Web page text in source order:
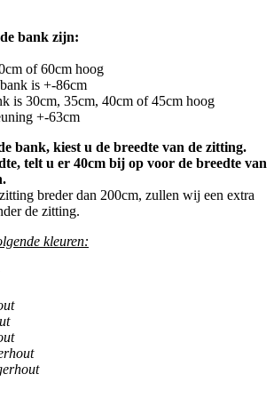
bank zijn:
of 60cm hoog
is +-86cm
is 30cm, 35cm, 40cm of 45cm hoog
+-63cm
bank, kiest u de breedte van de zitting.
telt u er 40cm bij op voor de breedte van
breder dan 200cm, zullen wij een extra
de zitting.
kleuren: